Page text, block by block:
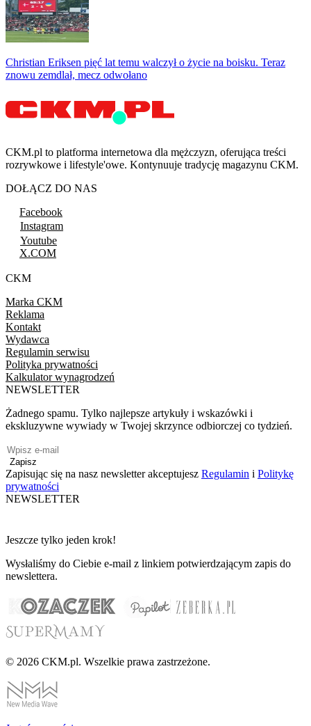
Christian Eriksen pięć lat temu walczył o życie na boisku. Teraz
znowu zemdlał, mecz odwołano
CKM.pl to platforma internetowa dla mężczyzn, oferująca treści
rozrywkowe i lifestyle'owe. Kontynuuje tradycję magazynu CKM.
DOŁĄCZ DO NAS
Facebook
Instagram
Youtube
X.COM
CKM
Marka CKM
Reklama
Kontakt
Wydawca
Regulamin serwisu
Polityka prywatności
Kalkulator wynagrodzeń
NEWSLETTER
Żadnego spamu. Tylko najlepsze artykuły i wskazówki i
ekskluzywne wywiady w Twojej skrzynce odbiorczej co tydzień.
Zapisz
Zapisując się na nasz newsletter akceptujesz Regulamin i Politykę
prywatności
NEWSLETTER
Jeszcze tylko jeden krok!
Wysłaliśmy do Ciebie e-mail z linkiem potwierdzającym zapis do
newslettera.
© 2026 CKM.pl. Wszelkie prawa zastrzeżone.